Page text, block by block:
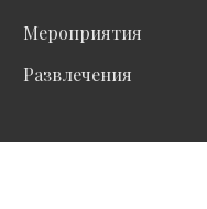
Мероприятия
Развлечения